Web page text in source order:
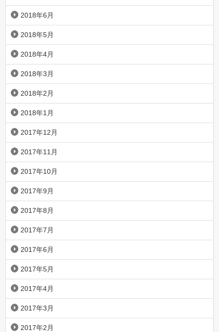
2018年6月
2018年5月
2018年4月
2018年3月
2018年2月
2018年1月
2017年12月
2017年11月
2017年10月
2017年9月
2017年8月
2017年7月
2017年6月
2017年5月
2017年4月
2017年3月
2017年2月